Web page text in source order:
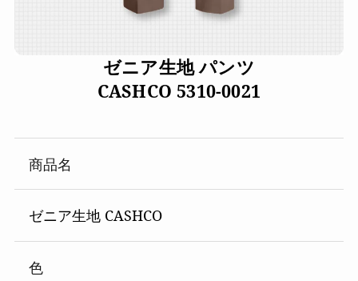
ゼニア生地 パンツ
CASHCO 5310-0021
商品名
ゼニア生地 CASHCO
色